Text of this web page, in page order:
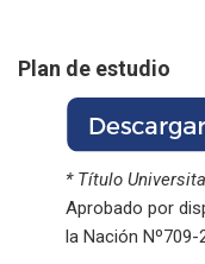
Plan de estudio
* Título
Aprobado por
la Nación